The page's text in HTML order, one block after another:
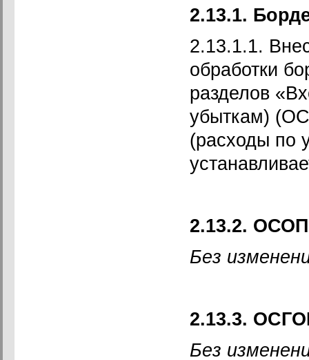
2.13.1.
2.13.1.1.
обработки
разделов
убыткам)
(расходы по
2.13.2.
Без
2.13.3.
Без